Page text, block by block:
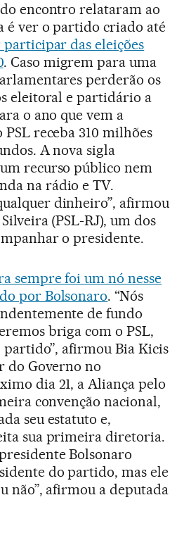
encontro relataram ao
é ver o partido criado até
das eleições
. Caso migrem para uma
perderão os
eleitoral e partidário a
o ano que vem a
receba 310 milhões
A nova sigla
recurso público nem
na rádio e TV.
dinheiro”, afirmou
(PSL-RJ), um dos
o presidente.
sempre foi um nó nesse
por Bolsonaro. “Nós
de fundo
briga com o PSL,
partido”, afirmou Bia Kicis
do Governo no
dia 21, a Aliança pelo
convenção nacional,
seu estatuto e,
sua primeira diretoria.
Bolsonaro
do partido, mas ele
não”, afirmou a deputada